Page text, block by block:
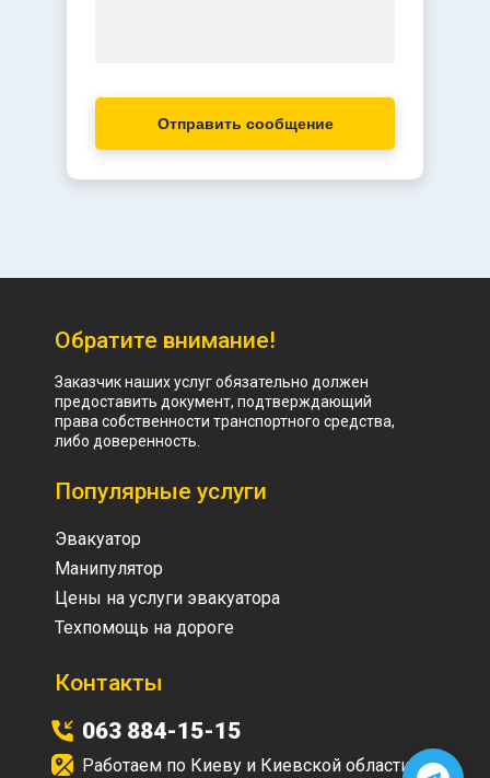
Отправить сообщение
Обратите внимание!
Заказчик наших услуг обязательно должен
предоставить документ, подтверждающий
права собственности транспортного средства,
либо доверенность.
Популярные услуги
Эвакуатор
Манипулятор
Цены на услуги эвакуатора
Техпомощь на дороге
Контакты
063 884-15-15
Работаем по Киеву и Киевской области